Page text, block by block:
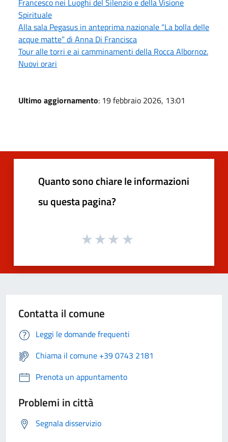
Spirituale
Alla sala Pegasus in anteprima nazionale “La bolla delle
acque matte” di Anna Di Francisca
Tour alle torri e ai camminamenti della Rocca Albornoz.
Nuovi orari
Ultimo aggiornamento: 19 febbraio 2026, 13:01
Quanto sono chiare le informazioni
su questa pagina?
Contatta il comune
Leggi le domande frequenti
Chiama il comune +39 0743 2181
Prenota un appuntamento
Problemi in città
Segnala disservizio